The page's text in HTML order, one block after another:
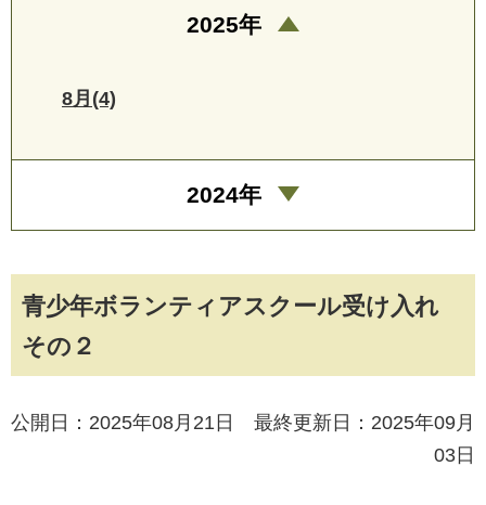
青少年ボランティアスクール受け入れ
その２
公開日：2025年08月21日 最終更新日：2025年09月
03日
2025年
8月(4)
2024年